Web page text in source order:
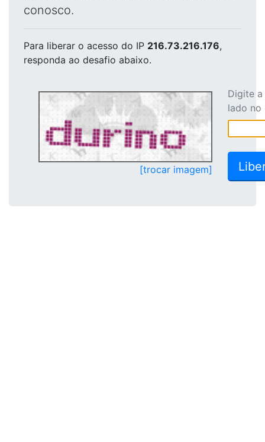
conosco.
Para liberar o acesso do IP 216.73.216.176,
responda ao desafio abaixo.
[trocar imagem]
Digite
lado no